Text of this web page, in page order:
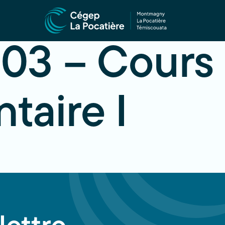
– Cours
I